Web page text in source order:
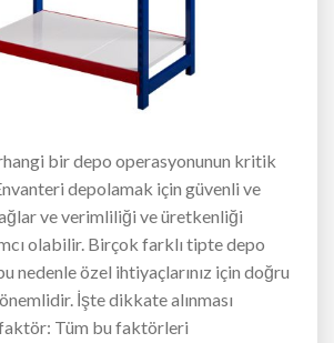
bir depo operasyonunun kritik
depolamak için güvenli ve
ve verimliliği ve üretkenliği
olabilir. Birçok farklı tipte depo
nedenle özel ihtiyaçlarınız için doğru
İşte dikkate alınması
Tüm bu faktörleri